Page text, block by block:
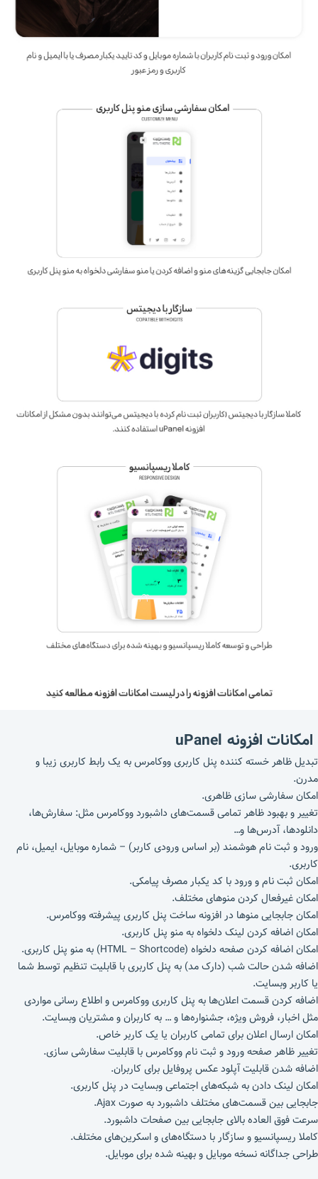
امکانات افزونه
تبدیل ظاهر خسته کننده پنل کاربری ووکامرس به یک رابط کاربری زیبا و
مدرن.
امکان سفارشی سازی ظاهری.
تغییر و بهبود ظاهر تمامی قسمت‌های داشبورد ووکامرس مثل: سفارش‌ها،
دانلود‌ها، آدرس‌ها و…
ورود و ثبت نام هوشمند (بر اساس ورودی کاربر) – شماره موبایل، ایمیل، نام
کاربری.
امکان ثبت نام و ورود با کد یکبار مصرف پیامکی.
امکان غیرفعال کردن منو‌های مختلف.
امکان جابجایی منوها در افزونه ساخت پنل کاربری پیشرفته ووکامرس.
امکان اضافه کردن لینک دلخواه به منو پنل کاربری.
امکان اضافه کردن صفحه دلخواه (HTML – Shortcode) به منو پنل کاربری.
اضافه شدن حالت شب (دارک مد) به پنل کاربری با قابلیت تنظیم توسط شما
یا کاربر وبسایت.
اضافه کردن قسمت اعلان‌ها به پنل کاربری ووکامرس و اطلاع رسانی مواردی
مثل اخبار، فروش ویژه، جشنواره‌ها و … به کاربران و مشتریان وبسایت.
امکان ارسال اعلان برای تمامی کاربران یا یک کاربر خاص.
تغییر ظاهر صفحه ورود و ثبت نام ووکامرس با قابلیت سفارشی سازی.
اضافه شدن قابلیت آپلود عکس پروفایل برای کاربران.
امکان لینک دادن به شبکه‌های اجتماعی وبسایت در پنل کاربری.
جابجایی بین قسمت‌های مختلف داشبورد به صورت Ajax.
سرعت فوق العاده بالای جابجایی بین صفحات داشبورد.
کاملا ریسپانسیو و سازگار با دستگاه‌های و اسکرین‌های مختلف.
طراحی جداگانه نسخه موبایل و بهینه شده برای موبایل.